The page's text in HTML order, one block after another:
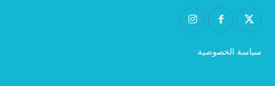
سياسة الخصوصية